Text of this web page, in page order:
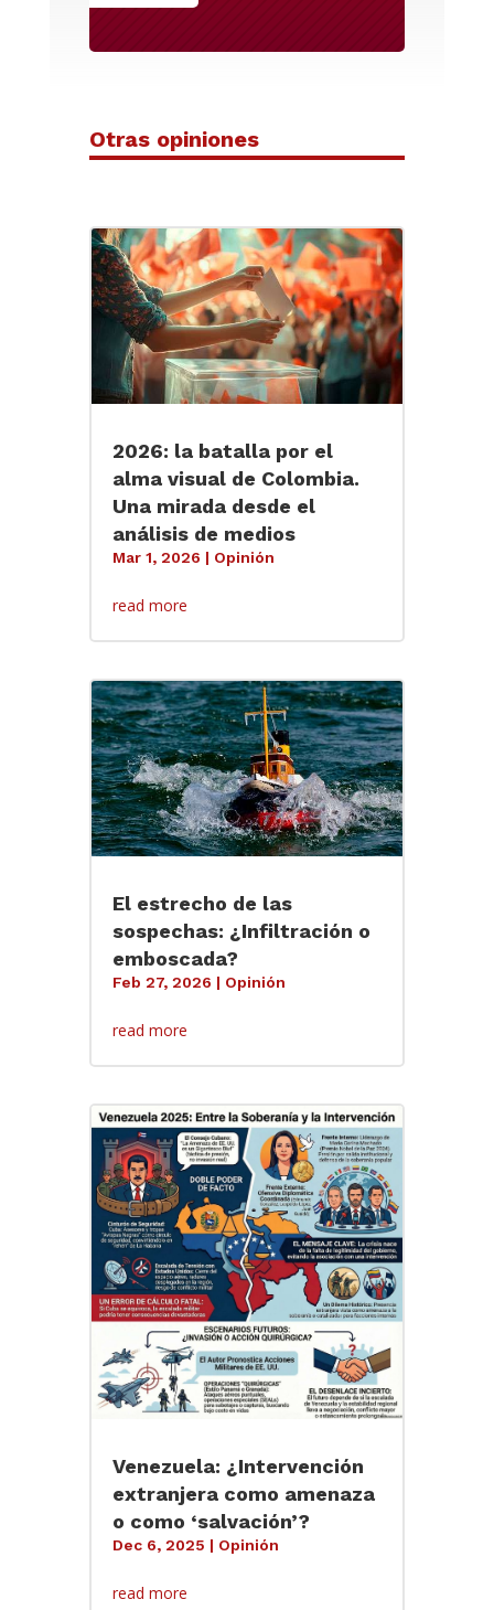
Otras opiniones
2026: la batalla por el
alma visual de Colombia.
Una mirada desde el
análisis de medios
Mar 1, 2026 | Opinión
read more
El estrecho de las
sospechas: ¿Infiltración o
emboscada?
Feb 27, 2026 | Opinión
read more
Venezuela: ¿Intervención
extranjera como amenaza
o como ‘salvación’?
Dec 6, 2025 | Opinión
read more